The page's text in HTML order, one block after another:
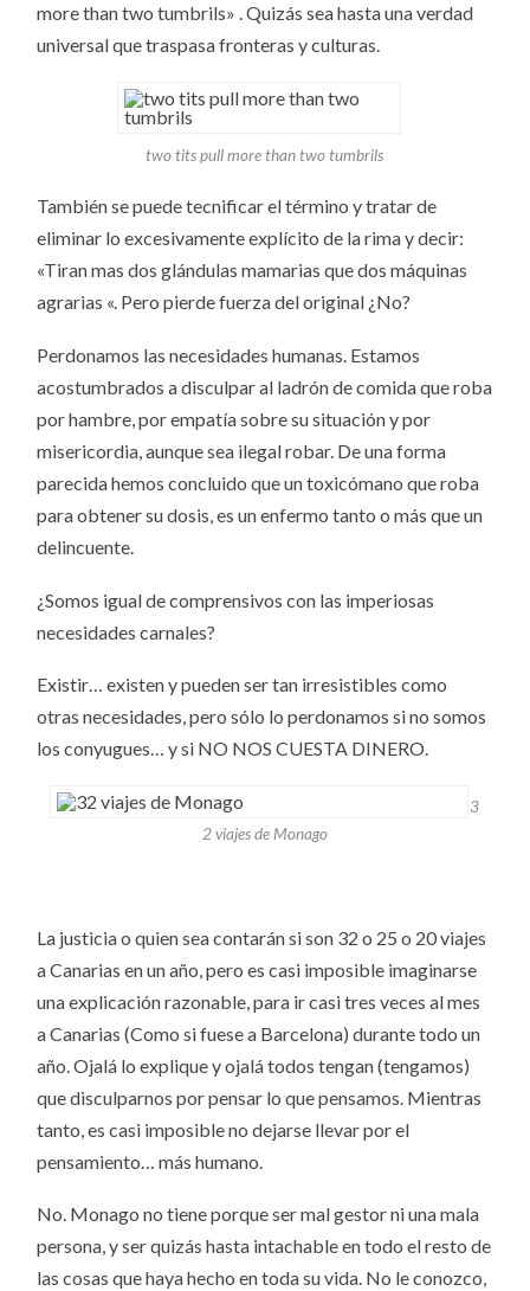
more than two tumbrils» . Quizás sea hasta una verdad
universal que traspasa fronteras y culturas.
two tits pull more than two tumbrils
También se puede tecnificar el término y tratar de
eliminar lo excesivamente explícito de la rima y decir:
«Tiran mas dos glándulas mamarias que dos máquinas
agrarias «. Pero pierde fuerza del original ¿No?
Perdonamos las necesidades humanas. Estamos
acostumbrados a disculpar al ladrón de comida que roba
por hambre, por empatía sobre su situación y por
misericordia, aunque sea ilegal robar. De una forma
parecida hemos concluido que un toxicómano que roba
para obtener su dosis, es un enfermo tanto o más que un
delincuente.
¿Somos igual de comprensivos con las imperiosas
necesidades carnales?
Existir… existen y pueden ser tan irresistibles como
otras necesidades, pero sólo lo perdonamos si no somos
los conyugues… y si NO NOS CUESTA DINERO.
3
2 viajes de Monago
La justicia o quien sea contarán si son 32 o 25 o 20 viajes
a Canarias en un año, pero es casi imposible imaginarse
una explicación razonable, para ir casi tres veces al mes
a Canarias (Como si fuese a Barcelona) durante todo un
año. Ojalá lo explique y ojalá todos tengan (tengamos)
que disculparnos por pensar lo que pensamos. Mientras
tanto, es casi imposible no dejarse llevar por el
pensamiento… más humano.
No. Monago no tiene porque ser mal gestor ni una mala
persona, y ser quizás hasta intachable en todo el resto de
las cosas que haya hecho en toda su vida. No le conozco,